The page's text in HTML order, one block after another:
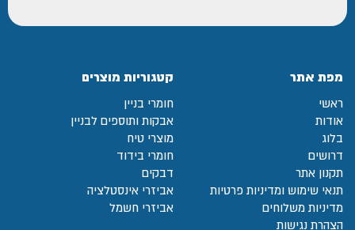
מפת אתר
ראשי
אודות
בלוג
דרושים
תקנון אתר
תנאי שימוש ומדיניות פרטיות
מדיניות משלוחים
הצהרת נגישות
קטגוריות מוצרים
חומרי בניין
אבקות ותוספים לבניין
מוצרי טיח
חומרי בידוד
דבקים
אביזרי אינסטלציה
אביזרי חשמל